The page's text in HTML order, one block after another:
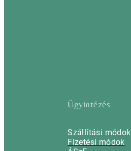
Ügyintézés
Szállítási módok
Fizetési módok